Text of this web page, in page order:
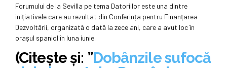
Forumului de la Sevilla pe tema Datoriilor este una dintre
inițiativele care au rezultat din Conferința pentru Finanțarea
Dezvoltării, organizată o dată la zece ani, care a avut loc în
orașul spaniol în luna iunie.
(Citește și: ”Dobânzile sufocă